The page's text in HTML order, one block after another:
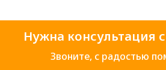
Нужна консультация
Звоните, с радостью